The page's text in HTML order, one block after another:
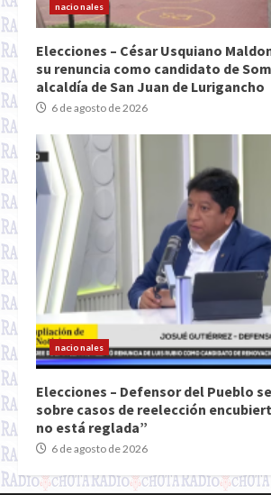
nacionales
Elecciones – César Usquiano
su renuncia como candidato de
alcaldía de San Juan de Lurigancho
6 de agosto de 2026
nacionales
Elecciones – Defensor del Pueblo
sobre casos de reelección
no está reglada”
6 de agosto de 2026